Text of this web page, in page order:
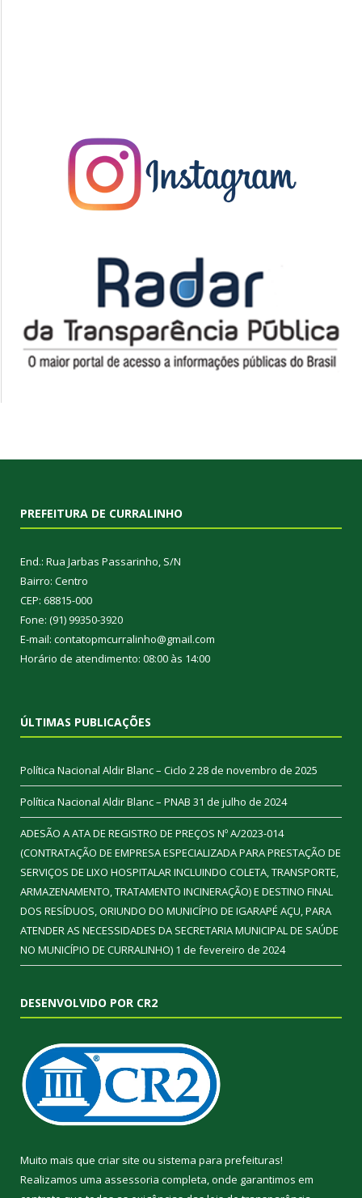
PREFEITURA DE CURRALINHO
End.: Rua Jarbas Passarinho, S/N
Bairro: Centro
CEP: 68815-000
Fone: (91) 99350-3920
E-mail: contatopmcurralinho@gmail.com
Horário de atendimento: 08:00 às 14:00
ÚLTIMAS PUBLICAÇÕES
Política Nacional Aldir Blanc – Ciclo 228 de novembro de 2025
Política Nacional Aldir Blanc – PNAB 31 de julho de 2024
ADESÃO A ATA DE REGISTRO DE PREÇOS Nº A/2023-014
(CONTRATAÇÃO DE EMPRESA ESPECIALIZADA PARA PRESTAÇÃO DE
SERVIÇOS DE LIXO HOSPITALAR INCLUINDO COLETA, TRANSPORTE,
ARMAZENAMENTO, TRATAMENTO INCINERAÇÃO) E DESTINO FINAL
DOS RESÍDUOS, ORIUNDO DO MUNICÍPIO DE IGARAPÉ AÇU, PARA
ATENDER AS NECESSIDADES DA SECRETARIA MUNICIPAL DE SAÚDE
NO MUNICÍPIO DE CURRALINHO) 1 de fevereiro de 2024
DESENVOLVIDO POR CR2
Muito mais que criar site ou sistema para prefeituras!
Realizamos uma assessoria completa, onde garantimos em